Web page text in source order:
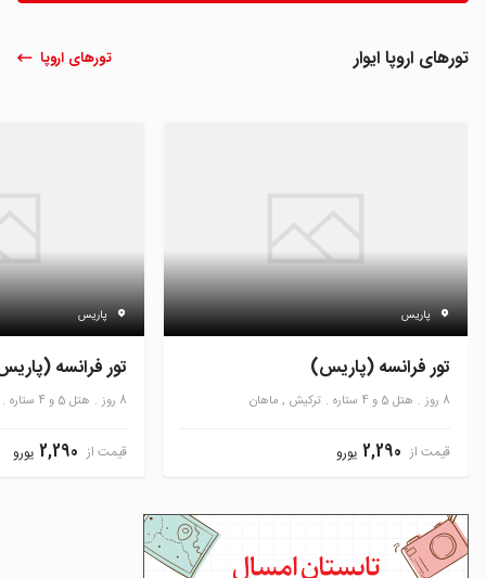
تورهای اروپا ایوار تورهای اروپا
پاریس
تور فرانسه (پاریس)
8 روز هتل 5 و 4 ستاره ترکیش , ماهان
قیمت از 2,290 یورو
پاریس
تور فرانسه
8 روز هتل 5 و 4 ستاره
قیمت از 2,290 یورو